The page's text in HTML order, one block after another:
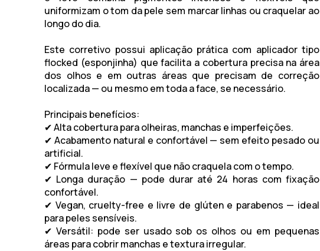
uniformizam o tom da pele sem marcar linhas ou craquelar ao
longo do dia.
Este corretivo possui aplicação prática com aplicador tipo
flocked (esponjinha) que facilita a cobertura precisa na área
dos olhos e em outras áreas que precisam de correção
localizada — ou mesmo em toda a face, se necessário.
Principais benefícios:
✔ Alta cobertura para olheiras, manchas e imperfeições.
✔ Acabamento natural e confortável — sem efeito pesado ou
artificial.
✔ Fórmula leve e flexível que não craquela com o tempo.
✔ Longa duração — pode durar até 24 horas com fixação
confortável.
✔ Vegan, cruelty-free e livre de glúten e parabenos — ideal
para peles sensíveis.
✔ Versátil: pode ser usado sob os olhos ou em pequenas
áreas para cobrir manchas e textura irregular.